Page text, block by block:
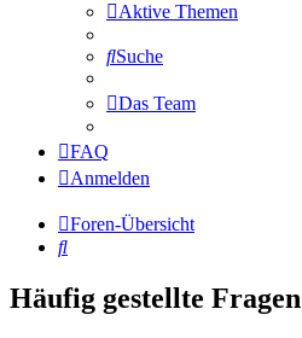
Aktive Themen
Suche
Das Team
FAQ
Anmelden
Foren-Übersicht
Suche
Häufig gestellte Fragen